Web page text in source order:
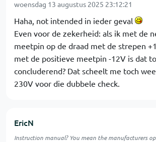
woensdag 13 augustus 2025 23:12:21
Haha, not intended in ieder geval
Even voor de zekerheid: als ik met de
meetpin op de draad met de strepen
met de positieve meetpin -12V is dat
concluderend? Dat scheelt me toch
230V voor die dubbele check.
EricN
Instruction manual? You mean the manufacturers